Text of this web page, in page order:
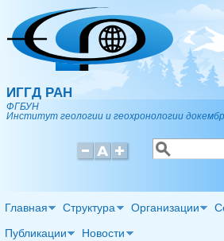
Перейти к основному содержанию
ИГГД РАН
ФГБУН
Институт геологии и геохронологии
Форма
Поиск
Главная Структура Организации
Публикации Новости